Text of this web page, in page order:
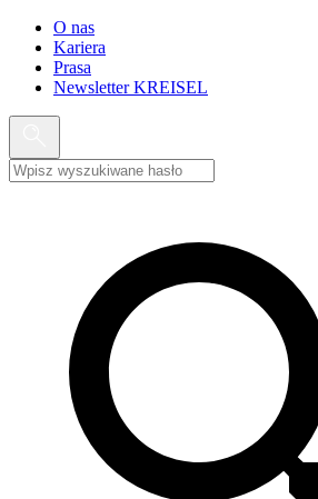
O nas
Kariera
Prasa
Newsletter KREISEL